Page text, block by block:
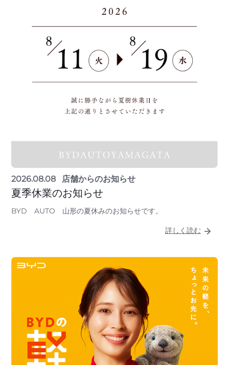
2026.08.08 店舗からのお知らせ
夏季休業のお知らせ
BYD AUTO 山形の夏休みのお知らせです。
詳しく読む